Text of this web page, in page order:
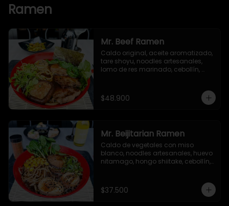
Ramen
Mr. Beef Ramen
Caldo original, aceite aromatizado,
tare shoyu, noodles artesanales,
lomo de res marinado, cebollín,
$48.900
Mr. Beijitarian Ramen
Caldo de vegetales con miso
blanco, noodles artesanales, huevo
nitamago, hongo shiitake, cebollín,
$37.500